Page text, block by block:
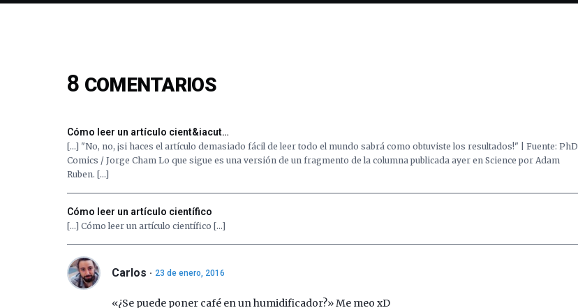
8 COMENTARIOS
Cómo leer un artículo cient&iacut…
[…] "No, no, ¡si haces el artículo demasiado fácil de leer todo el mundo sabrá como obtuviste los resultados!" | Fuente: PhD
Comics / Jorge Cham Lo que sigue es una versión de un fragmento de la columna publicada ayer en Science por Adam
Ruben. […]
Cómo leer un artículo científico
[…] Cómo leer un artículo científico […]
Carlos 23 de enero, 2016
«¿Se puede poner café en un humidificador?» Me meo xD